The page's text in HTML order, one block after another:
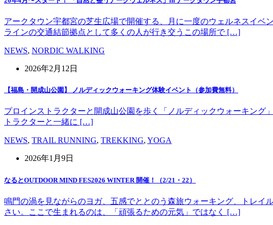
アークタウン宇都宮の芝生広場で開催する、月に一度のウェルネスイ
ラインの交通結節拠点として多くの人が行き交うこの場所で […]
NEWS, NORDIC WALKING
2026年2月12日
【福島・開成山公園】 ノルディックウォーキング体験イベント（参加費無料）
プロインストラクターと開成山公園を歩く「ノルディックウォーキング
トラクターと一緒に […]
NEWS, TRAIL RUNNING, TREKKING, YOGA
2026年1月9日
なるとOUTDOOR MIND FES2026 WINTER 開催！（2/21・22）
鳴門の渦を見ながらのヨガ、五感でととのう森旅ウォーキング、トレ
さい。ここで生まれるのは、「頑張るための元気」ではなく […]